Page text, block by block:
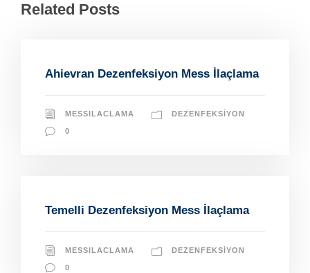
Related Posts
Ahievran Dezenfeksiyon Mess İlaçlama
MESSILACLAMA DEZENFEKSIYON
0
Temelli Dezenfeksiyon Mess İlaçlama
MESSILACLAMA DEZENFEKSIYON
0